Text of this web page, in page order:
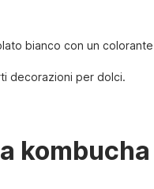
bianco con un
decorazioni per dolci.
kombucha